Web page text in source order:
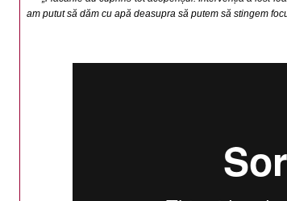
am putut să dăm cu apă deasupra să putem să stingem